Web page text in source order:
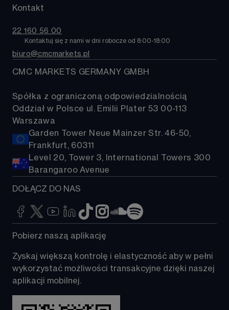
Obligacje
ETFy
Kryptowaluty
Koszyki akcji
Puls rynku
O nas
Pomoc
FAQ
Kontakt
22 160 56 00
Kontaktuj się z nami w dni robocze od 8:00-18:00
biuro@cmcmarkets.pl
CMC MARKETS GERMANY GMBH
Spółka z ograniczoną odpowiedzialnością
Oddział w Polsce ul. Emilii Plater 53 00-113
Warszawa
Garden Tower Neue Mainzer Str. 46-50,
Frankfurt, 60311
Level 20, Tower 3, International Towers 300
Barangaroo Avenue
DOŁĄCZ DO NAS
Pobierz naszą aplikację
Zyskaj większą kontrolę i elastyczność aby w pełni
wykorzystać możliwości transakcyjne dzięki naszej
aplikacji mobilnej.